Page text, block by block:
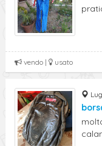
vendo | usato